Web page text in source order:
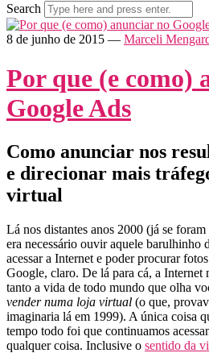
Search
8 de junho de 2015 — Marceli
Por que (e como)
Google Ads
Como anunciar nos
e direcionar mais
virtual
Lá nos distantes anos 2000 (já se
era necessário ouvir aquele barulhinho
acessar a Internet e poder procurar
Google, claro. De lá para cá, a
tanto a vida de todo mundo que olha
vender numa loja virtual (o que,
imaginaria lá em 1999). A única coisa
tempo todo foi que continuamos
qualquer coisa. Inclusive o sentido da